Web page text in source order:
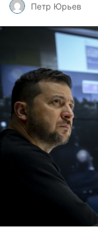
Петр Юрьев